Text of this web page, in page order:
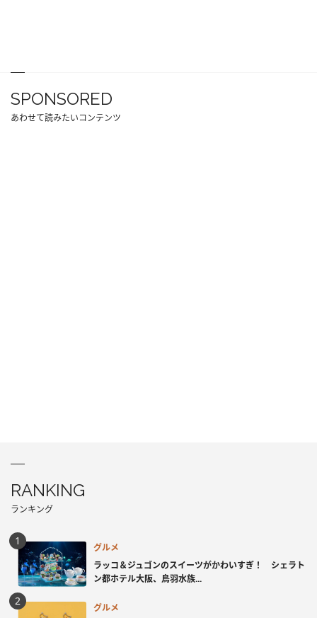
SPONSORED
あわせて読みたいコンテンツ
RANKING
ランキング
グルメ
ラッコ＆ジュゴンのスイーツがかわいすぎ！ シェラト
ン都ホテル大阪、鳥羽水族...
グルメ